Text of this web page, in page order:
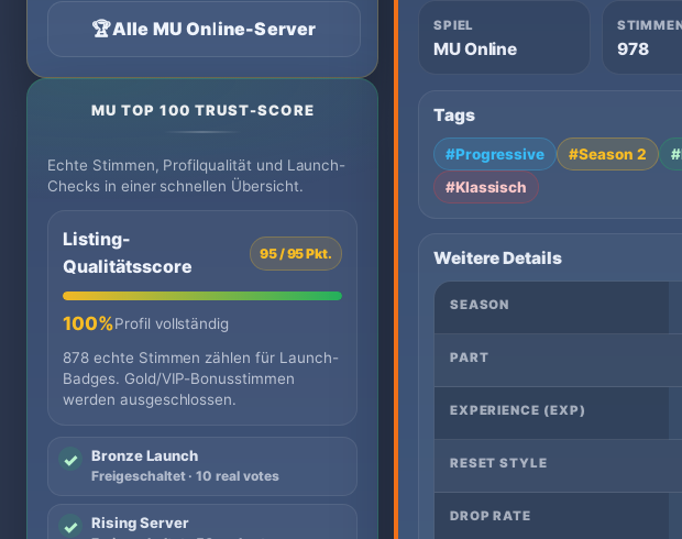
🏆Alle MU Online-Server
MU TOP 100 TRUST-SCORE
Echte Stimmen, Profilqualität und Launch-
Checks in einer schnellen Übersicht.
Listing-
Qualitätsscore
95 / 95 Pkt.
100%Profil vollständig
878 echte Stimmen zählen für Launch-
Badges. Gold/VIP-Bonusstimmen
werden ausgeschlossen.
✓ Bronze Launch
Freigeschaltet · 10 real votes
✓ Rising Server
SPIEL
MU Online 978
Tags
#Progressive #Season 2
#Klassisch
Weitere Details
SEASON
PART
EXPERIENCE (EXP)
RESET STYLE
DROP RATE